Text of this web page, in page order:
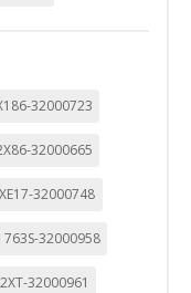
32000723
32000665
32000748
763S-32000958
32000961